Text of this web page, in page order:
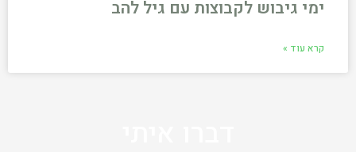
ימי גיבוש לקבוצות עם גיל להב
קרא עוד »